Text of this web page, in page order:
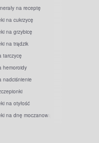
na receptę
na cukrzycę
na grzybicę
na trądzik
tarczycę
hemoroidy
nadciśnienie
na otyłość
na dnę moczanową